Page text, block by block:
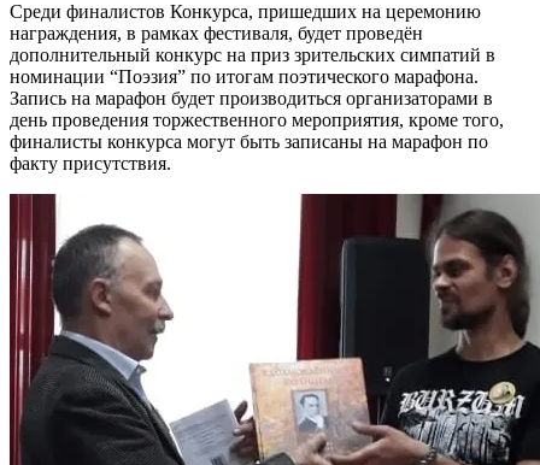
Среди финалистов Конкурса, пришедших на церемонию
награждения, в рамках фестиваля, будет проведён
дополнительный конкурс на приз зрительских симпатий в
номинации “Поэзия” по итогам поэтического марафона.
Запись на марафон будет производиться организаторами в
день проведения торжественного мероприятия, кроме того,
финалисты конкурса могут быть записаны на марафон по
факту присутствия.